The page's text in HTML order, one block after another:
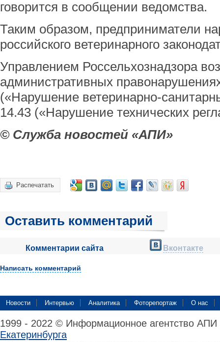
говорится в сообщении ведомства.
Таким образом, предприниматели
российского ветеринарного
Управлением Россельхознадзора
административных
(«Нарушение ветеринарно-
14.43 («Нарушение технических
© Служба новостей «АПИ»
Распечатать
Оставить комментарий
Комментарии сайта Вконтакте
Написать комментарий
Новости Интервью Аналитика Фоторепортаж О нас
1999 - 2022 © Информационное агентство
Екатеринбурга